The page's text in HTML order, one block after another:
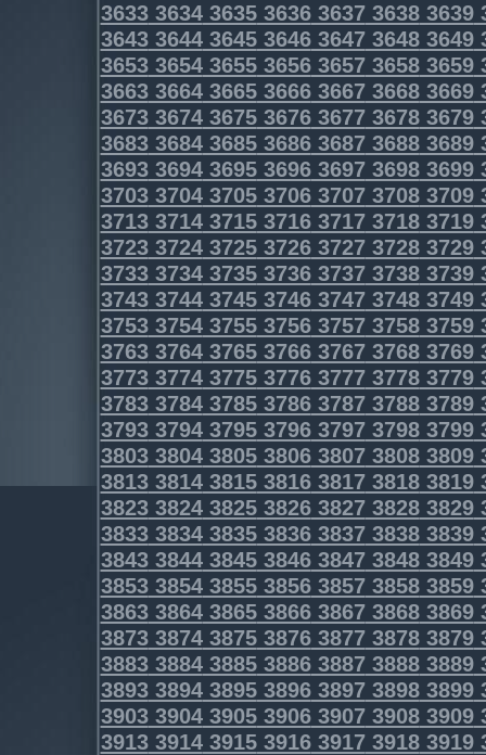
3633363436353636363736383639
3643364436453646364736483649
3653365436553656365736583659
3663366436653666366736683669
3673367436753676367736783679
3683368436853686368736883689
3693369436953696369736983699
3703370437053706370737083709
3713371437153716371737183719
3723372437253726372737283729
3733373437353736373737383739
3743374437453746374737483749
3753375437553756375737583759
3763376437653766376737683769
3773377437753776377737783779
3783378437853786378737883789
3793379437953796379737983799
3803380438053806380738083809
3813381438153816381738183819
3823382438253826382738283829
3833383438353836383738383839
3843384438453846384738483849
3853385438553856385738583859
3863386438653866386738683869
3873387438753876387738783879
3883388438853886388738883889
3893389438953896389738983899
3903390439053906390739083909
3913391439153916391739183919